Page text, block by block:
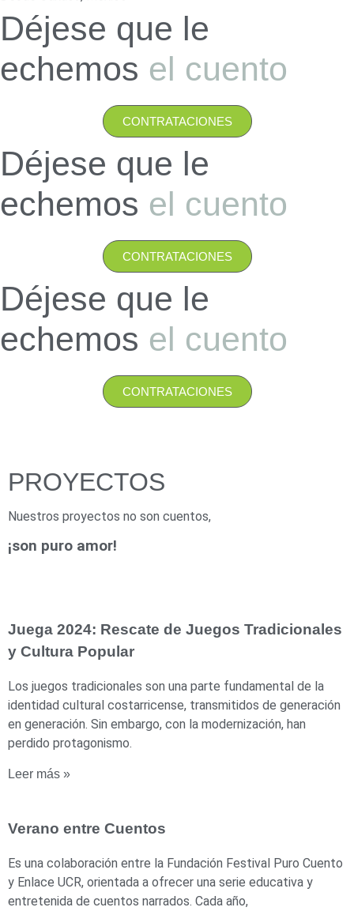
Déjese que le
echemos el cuento
CONTRATACIONES
Déjese que le
echemos el cuento
CONTRATACIONES
Déjese que le
echemos el cuento
CONTRATACIONES
PROYECTOS
Nuestros proyectos no son cuentos,
¡son puro amor!
Juega 2024: Rescate de Juegos Tradicionales
y Cultura Popular
Los juegos tradicionales son una parte fundamental de la
identidad cultural costarricense, transmitidos de generación
en generación. Sin embargo, con la modernización, han
perdido protagonismo.
Leer más »
Verano entre Cuentos
Es una colaboración entre la Fundación Festival Puro Cuento
y Enlace UCR, orientada a ofrecer una serie educativa y
entretenida de cuentos narrados. Cada año,